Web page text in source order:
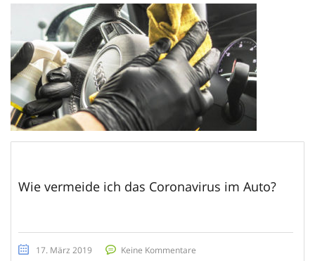
Wie vermeide ich das Coronavirus im Auto?
17. März 2019 Keine Kommentare